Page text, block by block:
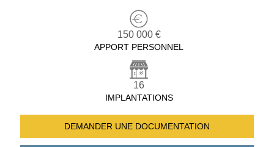
150 000 €
APPORT PERSONNEL
16
IMPLANTATIONS
DEMANDER UNE DOCUMENTATION